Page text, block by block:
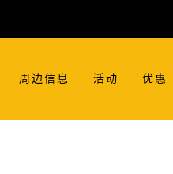
周边信息 活动 优惠